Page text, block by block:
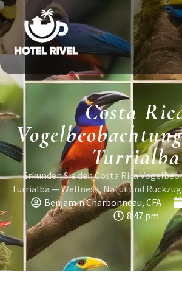
Costa
Turrialba
Erkunden Sie den Costa Rica
Turrialba — Wellness, Natur und
Benjamin Charbonneau, CFA
8:47 pm